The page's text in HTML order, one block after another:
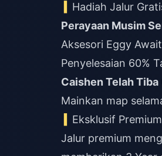
Hadiah Jalur
Perayaan Musim
Aksesori Eggy
Penyelesaian 60%
Caishen Telah Tiba
Mainkan map
Eksklusif
Jalur premium